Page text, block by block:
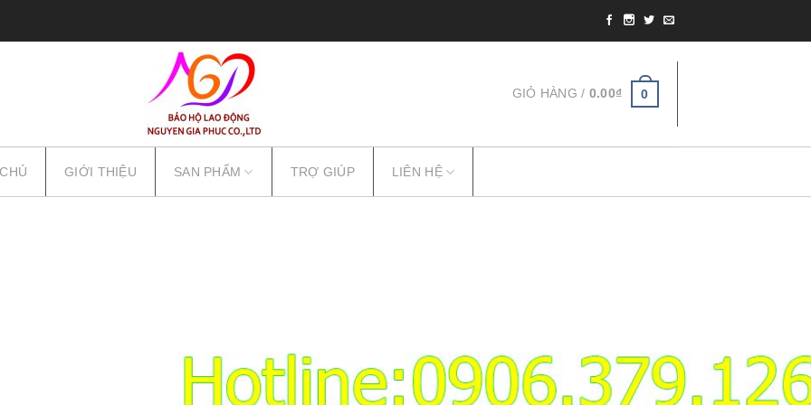
GIỎ HÀNG / 0.00₫ 0
GIỚI THIỆU SAN PHẨM TRỢ GIÚP LIÊN HỆ